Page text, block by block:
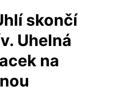
skončí
Uhelná
na